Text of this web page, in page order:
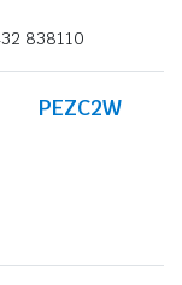
838110
PEZC2W